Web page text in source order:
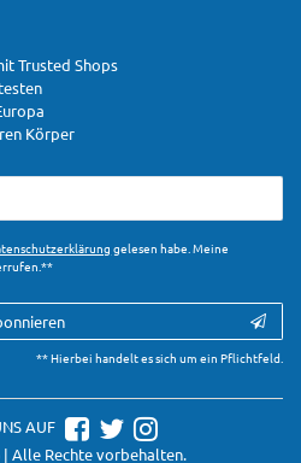
Trusted Shops
Körper
gelesen habe. Meine
** Hierbei handelt es sich um ein Pflichtfeld.
AUF
Alle Rechte vorbehalten.